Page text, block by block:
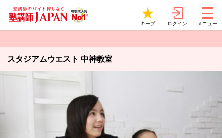
キープ ログイン メニュー
スタジアムウエスト 中神教室